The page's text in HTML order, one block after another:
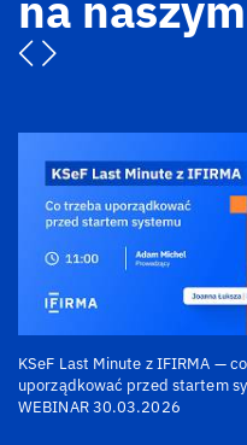
KSeF Last Minute z IFIRMA —
uporządkować przed startem
WEBINAR 30.03.2026